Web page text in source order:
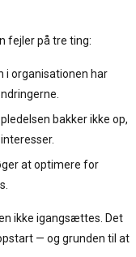
fejler på tre ting:
i organisationen har
bakker ikke op,
at optimere for
ikke igangsættes. Det
— og grunden til at